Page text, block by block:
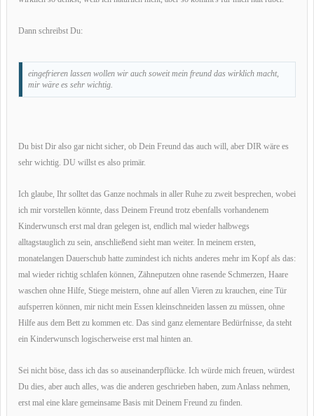
Dann schreibst Du:
eingefrieren lassen wollen wir auch soweit mein freund das wirklich macht,
mir wäre es sehr wichtig.
Du bist Dir also gar nicht sicher, ob Dein Freund das auch will, aber DIR wäre es
sehr wichtig. DU willst es also primär.
Ich glaube, Ihr solltet das Ganze nochmals in aller Ruhe zu zweit besprechen, wobei
ich mir vorstellen könnte, dass Deinem Freund trotz ebenfalls vorhandenem
Kinderwunsch erst mal dran gelegen ist, endlich mal wieder halbwegs
alltagstauglich zu sein, anschließend sieht man weiter. In meinem ersten,
monatelangen Dauerschub hatte zumindest ich nichts anderes mehr im Kopf als das:
mal wieder richtig schlafen können, Zähneputzen ohne rasende Schmerzen, Haare
waschen ohne Hilfe, Stiege meistern, ohne auf allen Vieren zu krauchen, eine Tür
aufsperren können, mir nicht mein Essen kleinschneiden lassen zu müssen, ohne
Hilfe aus dem Bett zu kommen etc. Das sind ganz elementare Bedürfnisse, da steht
ein Kinderwunsch logischerweise erst mal hinten an.
Sei nicht böse, dass ich das so auseinanderpflücke. Ich würde mich freuen, würdest
Du dies, aber auch alles, was die anderen geschrieben haben, zum Anlass nehmen,
erst mal eine klare gemeinsame Basis mit Deinem Freund zu finden.